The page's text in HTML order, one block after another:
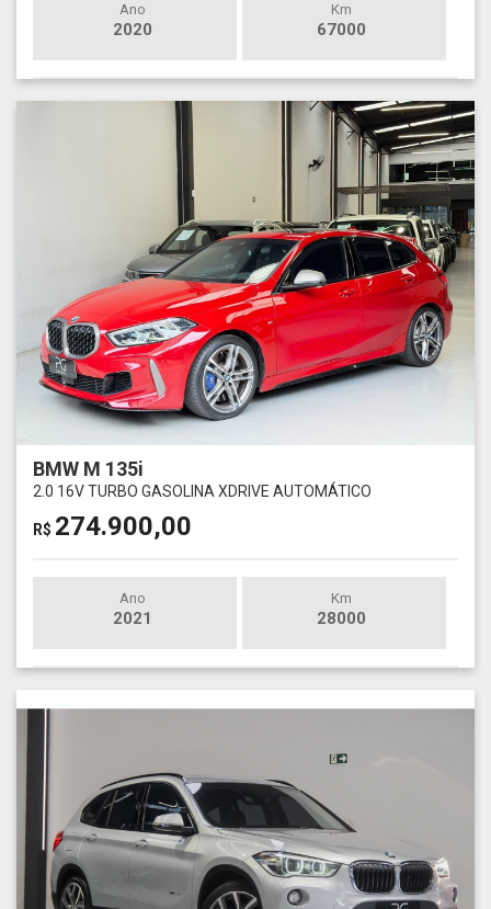
Ano
2020
Km
67000
BMW M 135i
2.0 16V TURBO GASOLINA XDRIVE AUTOMÁTICO
R$ 274.900,00
Ano
2021
Km
28000